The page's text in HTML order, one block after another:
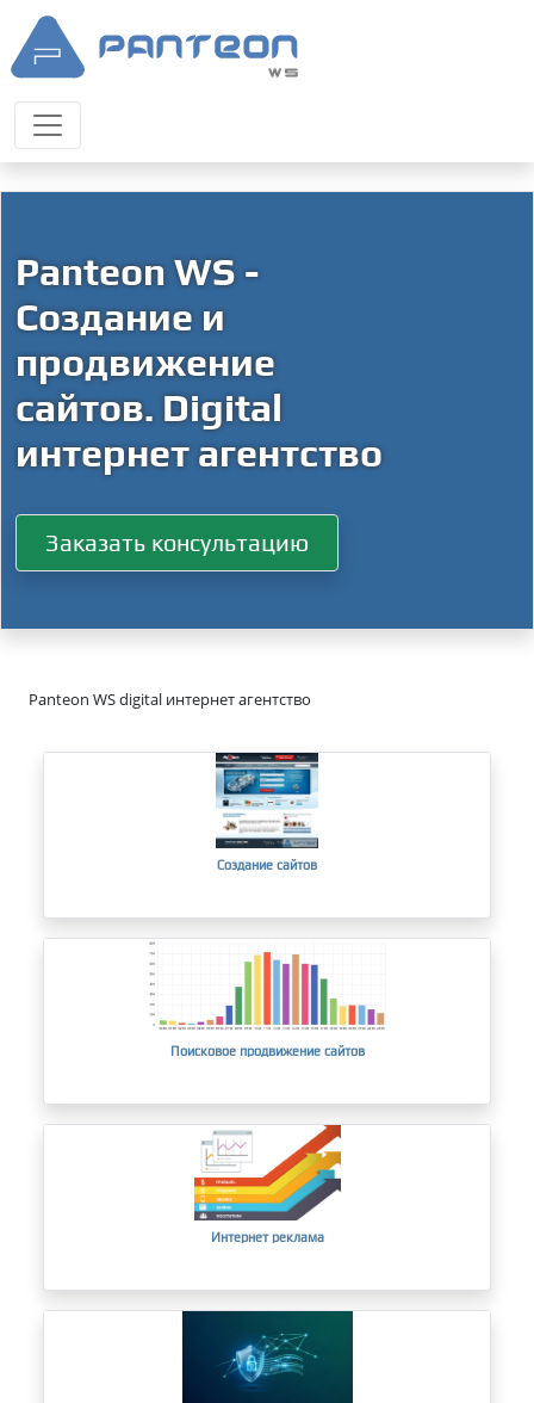
Panteon WS -
Создание и
продвижение
сайтов. Digital
интернет агентство
Заказать консультацию
Panteon WS digital интернет агентство
Создание сайтов
Поисковое продвижение сайтов
Интернет реклама